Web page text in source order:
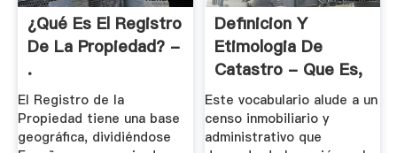
¿Qué Es El Registro
De La Propiedad? -
.
El Registro de la
Propiedad tiene una base
geográfica, dividiéndose
Definicion Y
Etimologia De
Catastro - Que Es,
.
Este vocabulario alude a un
censo inmobiliario y
administrativo que